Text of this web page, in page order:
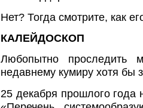
Нет? Тогда смотрите, как
КАЛЕЙДОСКОП
Любопытно проследить
недавнему кумиру хотя бы
25 декабря прошлого